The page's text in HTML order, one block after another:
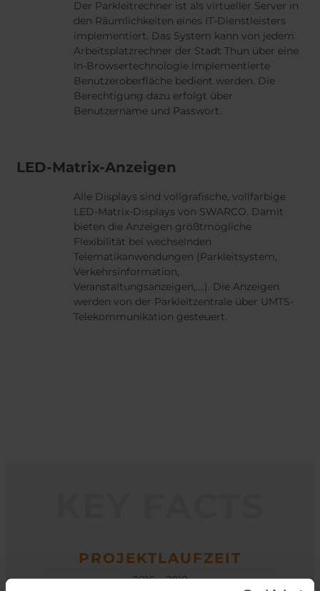
Der Parkleitrechner ist als virtueller Server in
den Räumlichkeiten eines IT-Dienstleisters
implementiert. Das System kann von jedem
Arbeitsplatzrechner der Stadt Thun über eine
In-Browsertechnologie implementierte
Benutzeroberfläche bedient werden. Die
Berechtigung dazu erfolgt über
Benutzername und Passwort.
LED-Matrix-Anzeigen
Alle Displays sind vollgrafische, vollfarbige
LED-Matrix-Displays von SWARCO. Damit
bieten die Anzeigen größtmögliche
Flexibilität bei wechselnden
Telematikanwendungen (Parkleitsystem,
Verkehrsinformation,
Veranstaltungsanzeigen,....). Die Anzeigen
werden von der Parkleitzentrale über UMTS-
Telekommunikation gesteuert.
PROJEKTLAUFZEIT
2016 – 2018